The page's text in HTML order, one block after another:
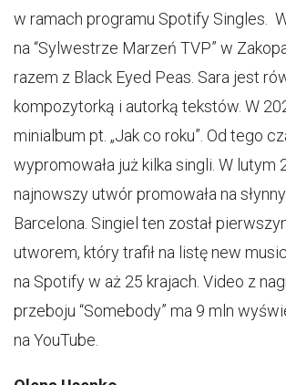
w ramach programu Spotify Singles.
na “Sylwestrze Marzeń TVP” w
razem z Black Eyed Peas. Sara jest
kompozytorką i autorką tekstów. W
minialbum pt. „Jak co roku”. Od tego
wypromowała już kilka singli. W lutym
najnowszy utwór promowała na
Barcelona. Singiel ten został
utworem, który trafił na listę new
na Spotify w aż 25 krajach. Video z
przeboju “Somebody” ma 9 mln
na YouTube.